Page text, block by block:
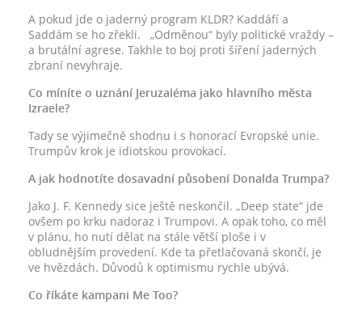
A pokud jde o jaderný program KLDR? Kaddáfí a
Saddám se ho zřekli. „Odměnou“ byly politické vraždy –
a brutální agrese. Takhle to boj proti šíření jaderných
zbraní nevyhraje.
Co míníte o uznání Jeruzaléma jako hlavního města
Izraele?
Tady se výjimečně shodnu i s honorací Evropské unie.
Trumpův krok je idiotskou provokací.
A jak hodnotíte dosavadní působení Donalda Trumpa?
Jako J. F. Kennedy sice ještě neskončil. „Deep state“ jde
ovšem po krku nadoraz i Trumpovi. A opak toho, co měl
v plánu, ho nutí dělat na stále větší ploše i v
obludnějším provedení. Kde ta přetlačovaná skončí, je
ve hvězdách. Důvodů k optimismu rychle ubývá.
Co říkáte kampani Me Too?